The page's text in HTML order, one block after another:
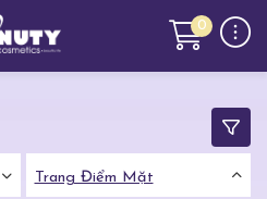
0
Trang Điểm Mặt